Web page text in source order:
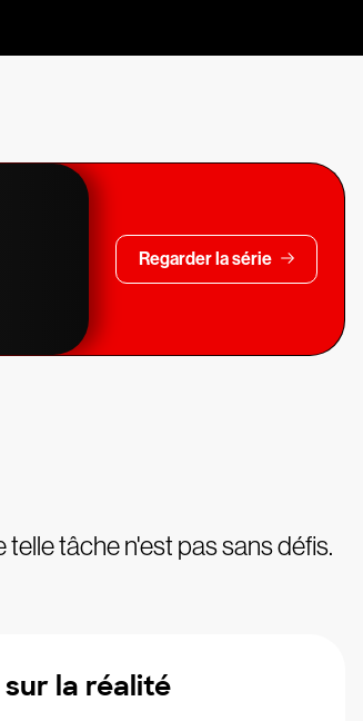
Regarder la série
tâche n'est pas sans défis.
sur la réalité